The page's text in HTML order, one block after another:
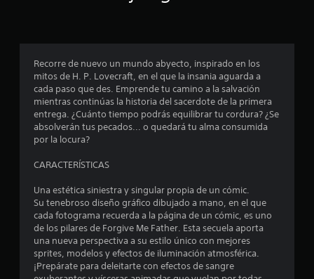
.
1
5
e
r
e
l
Recorre de nuevo un mundo abyecto, inspirado en los
mitos de H. P. Lovecraft, en el que la insania aguarda a
cada paso que des. Emprende tu camino a la salvación
mientras continúas la historia del sacerdote de la primera
entrega. ¿Cuánto tiempo podrás equilibrar tu cordura? ¿Se
absolverán tus pecados... o quedará tu alma consumida
por la locura?
CARACTERÍSTICAS
Una estética siniestra y singular propia de un cómic.
Su tenebroso diseño gráfico dibujado a mano, en el que
cada fotograma recuerda a la página de un cómic, es uno
de los pilares de Forgive Me Father. Esta secuela aporta
una nueva perspectiva a su estilo único con mejores
sprites, modelos y efectos de iluminación atmosférica.
¡Prepárate para deleitarte con efectos de sangre